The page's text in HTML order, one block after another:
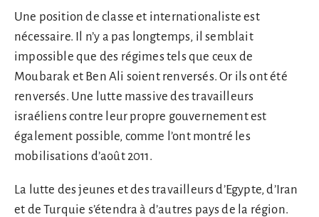
Une position de classe et internationaliste est
nécessaire. Il n’y a pas longtemps, il semblait
impossible que des régimes tels que ceux de
Moubarak et Ben Ali soient renversés. Or ils ont été
renversés. Une lutte massive des travailleurs
israéliens contre leur propre gouvernement est
également possible, comme l’ont montré les
mobilisations d’août 2011.
La lutte des jeunes et des travailleurs d’Egypte, d’Iran
et de Turquie s’étendra à d’autres pays de la région.